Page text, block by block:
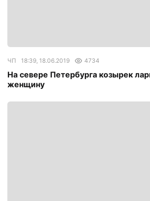
ЧП 18:39, 18.06.2019 4734
На севере Петербурга козырек
женщину